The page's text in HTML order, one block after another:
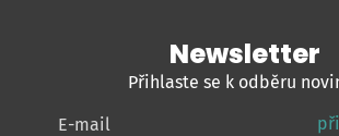
Newsletter
Přihlaste se k odběru